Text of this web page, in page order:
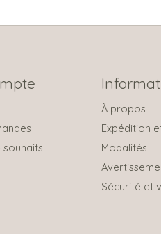
souhaits
À propos
Expédition
Modalités
Sécurité et